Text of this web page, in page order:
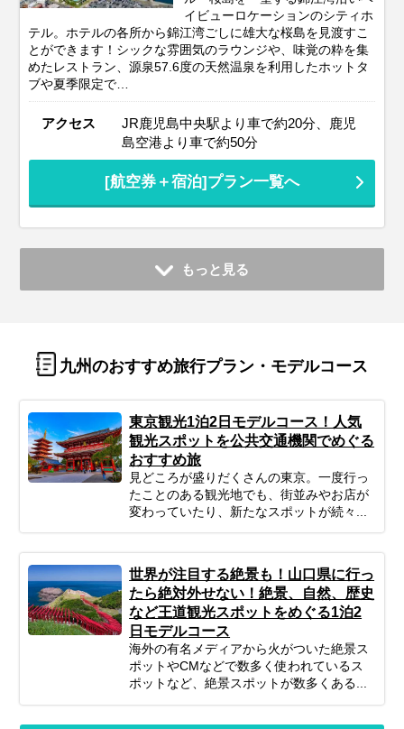
イビューロケーションのシティホ
テル。ホテルの各所から錦江湾ごしに雄大な桜島を見渡すこ
とができます！シックな雰囲気のラウンジや、味覚の粋を集
めたレストラン、源泉57.6度の天然温泉を利用したホットタ
ブや夏季限定で…
アクセス
JR鹿児島中央駅より車で約20分、鹿児
島空港より車で約50分
[航空券＋宿泊]プラン一覧へ
もっと見る
九州のおすすめ旅行プラン・モデルコース
東京観光1泊2日モデルコース！人気
観光スポットを公共交通機関でめぐる
おすすめ旅
見どころが盛りだくさんの東京。一度行っ
たことのある観光地でも、街並みやお店が
変わっていたり、新たなスポットが続々...
世界が注目する絶景も！山口県に行っ
たら絶対外せない！絶景、自然、歴史
など王道観光スポットをめぐる1泊2
日モデルコース
海外の有名メディアから火がついた絶景ス
ポットやCMなどで数多く使われているス
ポットなど、絶景スポットが数多くある...